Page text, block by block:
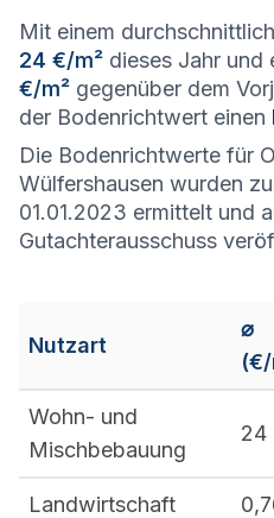
Mit einem
24 €/m² dieses Jahr und
€/m² gegenüber dem
der Bodenrichtwert einen
Die Bodenrichtwerte für
Wülfershausen wurden
01.01.2023 ermittelt und
Gutachterausschuss
Nutzart
⌀
Wohn- und
Mischbebauung
24
Landwirtschaft